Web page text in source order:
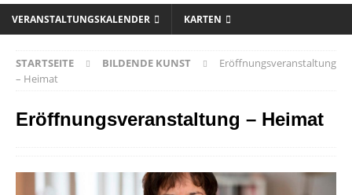
VERANSTALTUNGSKALENDER KARTEN
STARTSEITE BILDENDE KUNST
Eröffnungsveranstaltung
– Heimat
Eröffnungsveranstaltung – Heimat